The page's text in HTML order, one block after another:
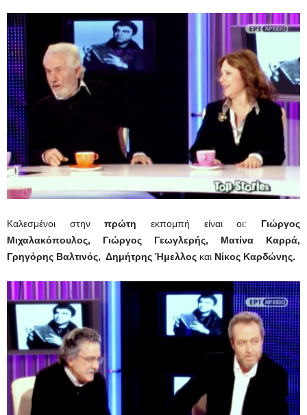
Καλεσμένοι στηνπρώτη εκπομπή είναι οι: Γιώργος
Μιχαλακόπουλος, Γιώργος Γεωγλερής, Ματίνα Καρρά,
Γρηγόρης Βαλτινός, Δημήτρης Ήμελλος και Νίκος Καρδώνης.